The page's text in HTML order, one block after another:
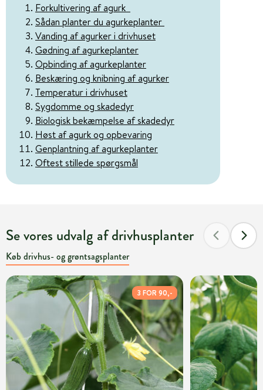
Forkultivering af agurk
Sådan planter du agurkeplanter
Vanding af agurker i drivhuset
Gødning af agurkeplanter
Opbinding af agurkeplanter
Beskæring og knibning af agurker
Temperatur i drivhuset
Sygdomme og skadedyr
Biologisk bekæmpelse af skadedyr
Høst af agurk og opbevaring
Genplantning af agurkeplanter
Oftest stillede spørgsmål
Se vores udvalg af drivhusplanter
Køb drivhus- og grøntsagsplanter
3 FOR 90,-